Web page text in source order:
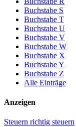
Buchstabe S
Buchstabe T
Buchstabe U
Buchstabe V
Buchstabe W
Buchstabe X
Buchstabe Y
Buchstabe Z
Alle Einträge
Anzeigen
Steuern richtig steuern